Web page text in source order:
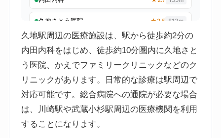
久地駅周辺の医療施設は、駅から徒歩約2分の
内田内科をはじめ、徒歩約10分圏内に久地さと
う医院、かえでファミリークリニックなどのク
リニックがあります。日常的な診療は駅周辺で
対応可能です。総合病院への通院が必要な場合
は、川崎駅や武蔵小杉駅周辺の医療機関を利用
することになります。